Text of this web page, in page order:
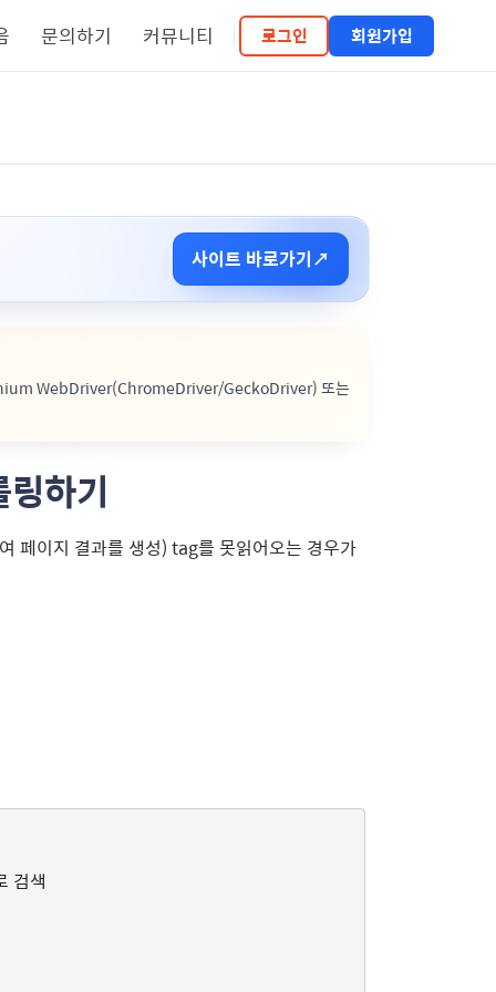
문의하기 커뮤니티 로그인 회원가입
사이트 바로가기↗
WebDriver(ChromeDriver/GeckoDriver) 또는
하기
페이지 결과를 생성) tag를 못읽어오는 경우가
검색